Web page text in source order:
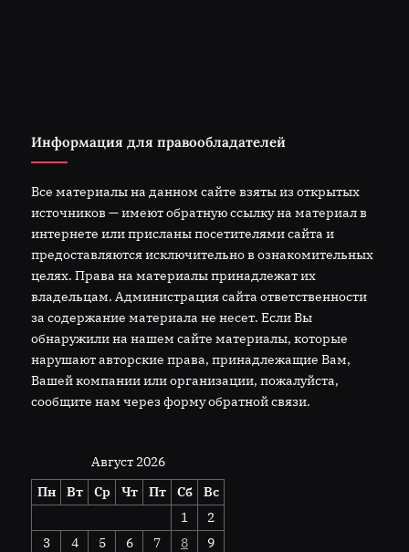
Информация для правообладателей
Все материалы на данном сайте взяты из открытых
источников — имеют обратную ссылку на материал в
интернете или присланы посетителями сайта и
предоставляются исключительно в ознакомительных
целях. Права на материалы принадлежат их
владельцам. Администрация сайта ответственности
за содержание материала не несет. Если Вы
обнаружили на нашем сайте материалы, которые
нарушают авторские права, принадлежащие Вам,
Вашей компании или организации, пожалуйста,
сообщите нам через форму обратной связи.
Август 2026
Пн
Вт Ср Чт Пт Сб
Вс
1
2
3
4 5 6 7 8 9